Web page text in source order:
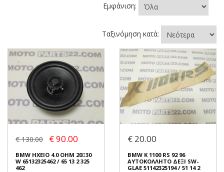
Εμφάνιση:
Ταξινόμηση κατά:
€ 130.00 € 90.00
BMW ΗΧΕΙΟ 4.0 OHM 2030
W 65132325462 / 65 13 2 325
462
€ 20.00
BMW K 1100 RS 92 96
ΑΥΤΟΚΟΛΛΗΤΟ ΔΕΞΙ SW-
GLAE 51142325194 / 51 14 2